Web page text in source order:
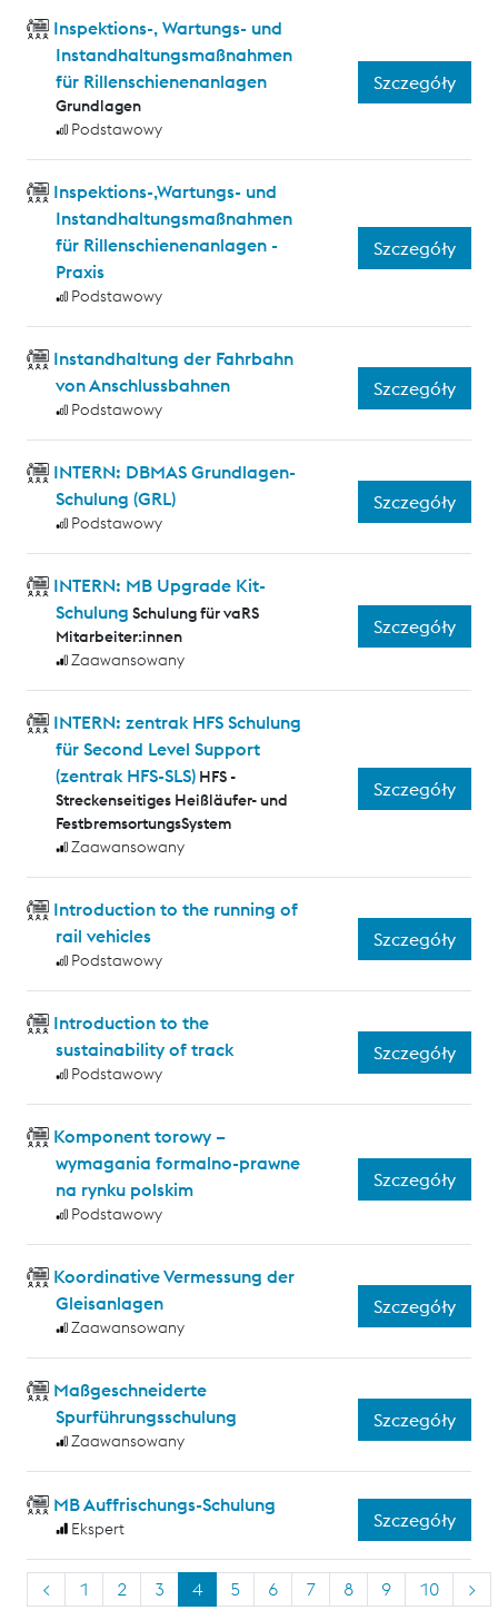
Inspektions-, Wartungs- und
Instandhaltungsmaßnahmen
für Rillenschienenanlagen
Grundlagen
Podstawowy
Szczegóły
Inspektions-,Wartungs- und
Instandhaltungsmaßnahmen
für Rillenschienenanlagen -
Praxis
Podstawowy
Szczegóły
Instandhaltung der Fahrbahn
von Anschlussbahnen
Podstawowy
Szczegóły
INTERN: DBMAS Grundlagen-
Schulung (GRL)
Podstawowy
Szczegóły
INTERN: MB Upgrade Kit-
Schulung Schulung für vaRS
Mitarbeiter:innen
Zaawansowany
Szczegóły
INTERN: zentrak HFS Schulung
für Second Level Support
(zentrak HFS-SLS) HFS -
Streckenseitiges Heißläufer- und
FestbremsortungsSystem
Zaawansowany
Szczegóły
Introduction to the running of
rail vehicles
Podstawowy
Szczegóły
Introduction to the
sustainability of track
Podstawowy
Szczegóły
Komponent torowy –
wymagania formalno-prawne
na rynku polskim
Podstawowy
Szczegóły
Koordinative Vermessung der
Gleisanlagen
Zaawansowany
Szczegóły
Maßgeschneiderte
Spurführungsschulung
Zaawansowany
Szczegóły
MB Auffrischungs-Schulung
Ekspert Szczegóły
< 1 2 3 4 5 6 7 8 9 10 >